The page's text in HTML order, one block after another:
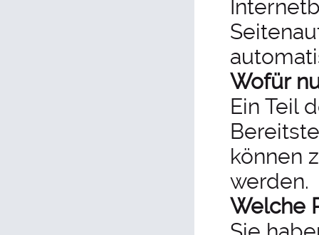
Wofür
Ein Teil
können
werden.
Welche